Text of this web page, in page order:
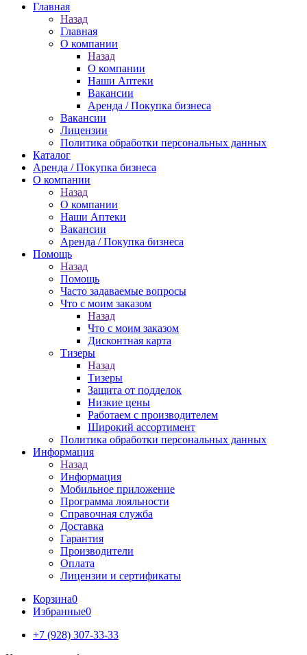
Главная
Назад
Главная
О компании
Назад
О компании
Наши Аптеки
Вакансии
Аренда / Покупка бизнеса
Вакансии
Лицензии
Политика обработки персональных данных
Каталог
Аренда / Покупка бизнеса
О компании
Назад
О компании
Наши Аптеки
Вакансии
Аренда / Покупка бизнеса
Помощь
Назад
Помощь
Часто задаваемые вопросы
Что с моим заказом
Назад
Что с моим заказом
Дисконтная карта
Тизеры
Назад
Тизеры
Защита от подделок
Низкие цены
Работаем с производителем
Широкий ассортимент
Политика обработки персональных данных
Информация
Назад
Информация
Мобильное приложение
Программа лояльности
Справочная служба
Доставка
Гарантия
Производители
Оплата
Лицензии и сертификаты
Корзина0
Избранные0
+7 (928) 307-33-33